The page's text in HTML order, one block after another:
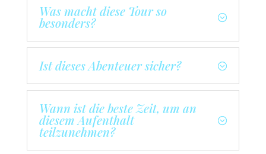
Was macht diese Tour so
besonders?
Ist dieses Abenteuer sicher?
Wann ist die beste Zeit, um an
diesem Aufenthalt
teilzunehmen?